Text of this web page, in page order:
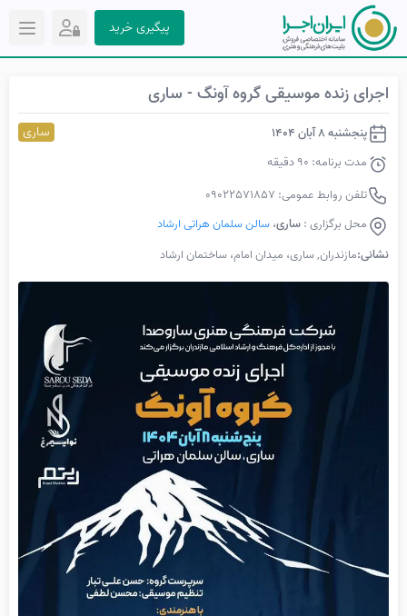
پیگیری خرید
اجرای زنده موسیقی گروه آونگ - ساری
ساری
پنجشنبه 8 آبان 1404
مدت برنامه: 90 دقیقه
تلفن روابط عمومی: 09022571857
محل برگزاری :ساری،سالن سلمان هراتی ارشاد
نشانی:مازندران, ساری، میدان امام، ساختمان ارشاد